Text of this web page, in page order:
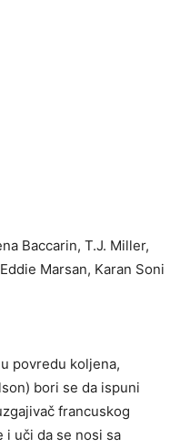
Baccarin, T.J. Miller,
Marsan, Karan Soni
povredu koljena,
bori se da ispuni
francuskog
i uči da se nosi sa